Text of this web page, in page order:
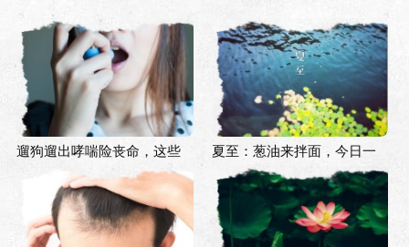
6.5小时，谁偷走了你的睡
眠？
遛狗遛出哮喘险丧命，这些
动物也会引发过敏？
夏至：葱油来拌面，今日一
阴生